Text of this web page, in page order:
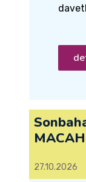
27.10.2026